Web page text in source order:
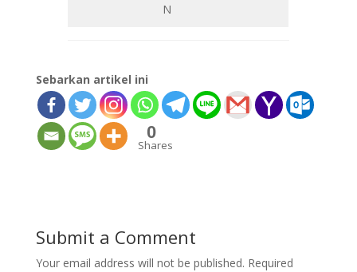
N
Sebarkan artikel ini
0
Shares
Submit a Comment
Your email address will not be published. Required